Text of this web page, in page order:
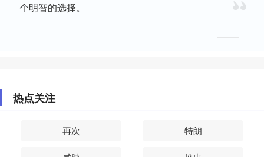
个明智的选择。
热点关注
再次 特朗